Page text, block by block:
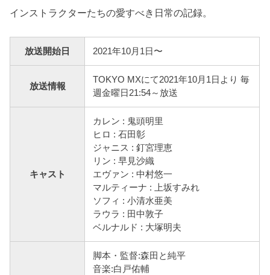
インストラクターたちの愛すべき日常の記録。
放送開始日 2021年10月1日〜
放送情報
TOKYO MXにて2021年10月1日より 毎
週金曜日21:54～放送
キャスト
カレン : 鬼頭明里
ヒロ : 石田彰
ジャニス : 釘宮理恵
リン : 早見沙織
エヴァン : 中村悠一
マルティーナ : 上坂すみれ
ソフィ : 小清水亜美
ラウラ : 田中敦子
ベルナルド : 大塚明夫
脚本・監督:森田と純平
音楽:白戸佑輔